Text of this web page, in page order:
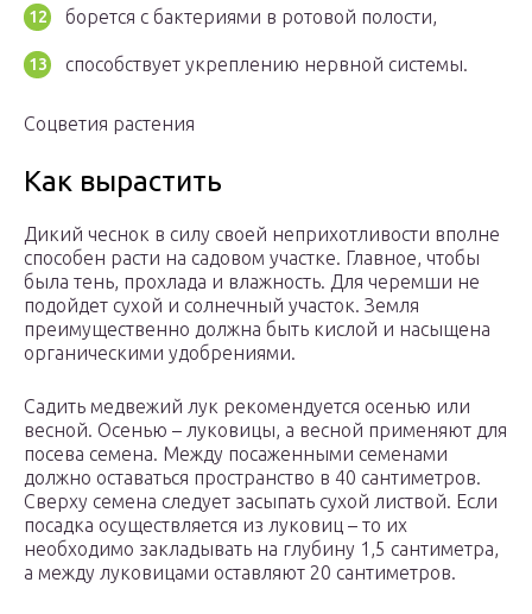
борется с бактериями в ротовой полости,
способствует укреплению нервной системы.
Соцветия растения
Как вырастить
Дикий чеснок в силу своей неприхотливости вполне
способен расти на садовом участке. Главное, чтобы
была тень, прохлада и влажность. Для черемши не
подойдет сухой и солнечный участок. Земля
преимущественно должна быть кислой и насыщена
органическими удобрениями.
Садить медвежий лук рекомендуется осенью или
весной. Осенью – луковицы, а весной применяют для
посева семена. Между посаженными семенами
должно оставаться пространство в 40 сантиметров.
Сверху семена следует засыпать сухой листвой. Если
посадка осуществляется из луковиц – то их
необходимо закладывать на глубину 1,5 сантиметра,
а между луковицами оставляют 20 сантиметров.